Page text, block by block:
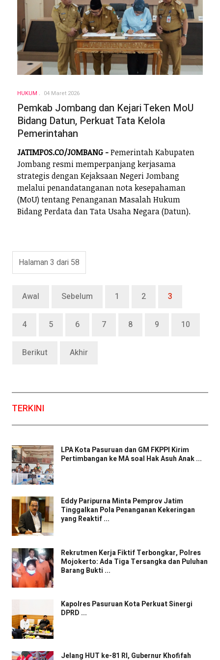
HUKUM 04 Maret 2026
Pemkab Jombang dan Kejari Teken MoU
Bidang Datun, Perkuat Tata Kelola
Pemerintahan
JATIMPOS.CO/JOMBANG -Pemerintah Kabupaten
Jombang resmi memperpanjang kerjasama
strategis dengan Kejaksaan Negeri Jombang
melalui penandatanganan nota kesepahaman
(MoU) tentang Penanganan Masalah Hukum
Bidang Perdata dan Tata Usaha Negara (Datun).
Halaman 3 dari 58
Awal Sebelum 1 2 3
4 5 6 7 8 9 10
Berikut Akhir
TERKINI
LPA Kota Pasuruan dan GM FKPPI Kirim
Pertimbangan ke MA soal Hak Asuh Anak ...
Eddy Paripurna Minta Pemprov Jatim
Tinggalkan Pola Penanganan Kekeringan
yang Reaktif ...
Rekrutmen Kerja Fiktif Terbongkar, Polres
Mojokerto: Ada Tiga Tersangka dan Puluhan
Barang Bukti ...
Kapolres Pasuruan Kota Perkuat Sinergi
DPRD ...
Jelang HUT ke-81 RI, Gubernur Khofifah